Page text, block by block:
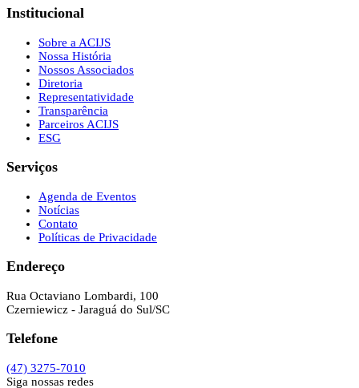
Institucional
Sobre a ACIJS
Nossa História
Nossos Associados
Diretoria
Representatividade
Transparência
Parceiros ACIJS
ESG
Serviços
Agenda de Eventos
Notícias
Contato
Políticas de Privacidade
Endereço
Rua Octaviano Lombardi, 100
Czerniewicz - Jaraguá do Sul/SC
Telefone
(47) 3275-7010
Siga nossas redes